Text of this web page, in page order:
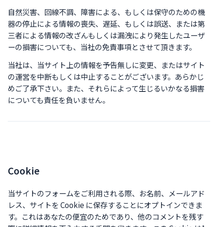
自然災害、回線不調、障害による、もしくは保守のための機
器の停止による情報の喪失、遅延、もしくは誤送、または第
三者による情報の改ざんもしくは漏洩により発生したユーザ
ーの損害についても、当社の免責事項とさせて頂きます。
当社は、当サイト上の情報を予告無しに変更、またはサイト
の運営を中断もしくは中止することがございます。あらかじ
めご了承下さい。また、それらによって生じるいかなる損害
についても責任を負いません。
Cookie
当サイトのフォームをご利用される際、お名前、メールアド
レス、サイトを Cookie に保存することにオプトインできま
す。これはあなたの便宜のためであり、他のコメントを残す